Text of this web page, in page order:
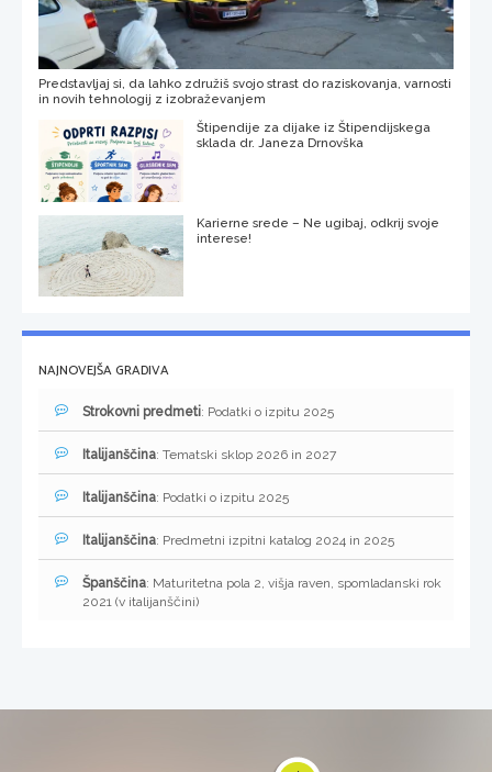
Predstavljaj si, da lahko združiš svojo strast do raziskovanja, varnosti
in novih tehnologij z izobraževanjem
Štipendije za dijake iz Štipendijskega
sklada dr. Janeza Drnovška
Karierne srede – Ne ugibaj, odkrij svoje
interese!
NAJNOVEJŠA GRADIVA
Strokovni predmeti: Podatki o izpitu 2025
Italijanščina: Tematski sklop 2026 in 2027
Italijanščina: Podatki o izpitu 2025
Italijanščina: Predmetni izpitni katalog 2024 in 2025
Španščina: Maturitetna pola 2, višja raven, spomladanski rok
2021 (v italijanščini)